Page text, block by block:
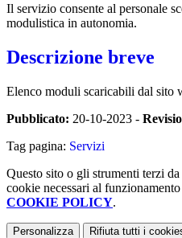
Il servizio consente al personale
modulistica in autonomia.
Descrizione breve
Elenco moduli scaricabili dal sito
Pubblicato: 20-10-2023 -
Tag pagina: Servizi
Questo sito o gli strumenti terzi
cookie necessari al
COOKIE POLICY.
Personalizza Rifiuta tutti i